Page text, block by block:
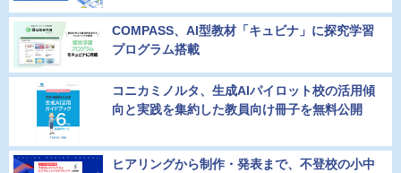
COMPASS、AI型教材「キュビナ」に探究学習
プログラム搭載
コニカミノルタ、生成AIパイロット校の活用傾
向と実践を集約した教員向け冊子を無料公開
ヒアリングから制作・発表まで、不登校の小中